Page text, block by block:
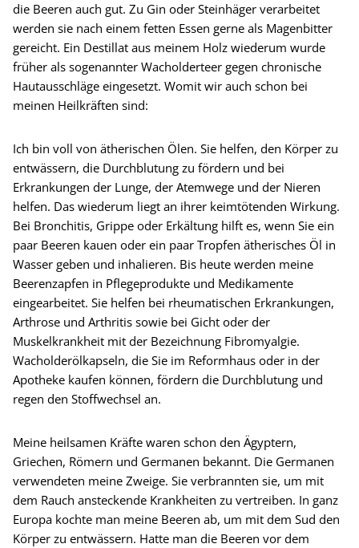
die Beeren auch gut. Zu Gin oder Steinhäger verarbeitet
werden sie nach einem fetten Essen gerne als Magenbitter
gereicht. Ein Destillat aus meinem Holz wiederum wurde
früher als sogenannter Wacholderteer gegen chronische
Hautausschläge eingesetzt. Womit wir auch schon bei
meinen Heilkräften sind:
Ich bin voll von ätherischen Ölen. Sie helfen, den Körper zu
entwässern, die Durchblutung zu fördern und bei
Erkrankungen der Lunge, der Atemwege und der Nieren
helfen. Das wiederum liegt an ihrer keimtötenden Wirkung.
Bei Bronchitis, Grippe oder Erkältung hilft es, wenn Sie ein
paar Beeren kauen oder ein paar Tropfen ätherisches Öl in
Wasser geben und inhalieren. Bis heute werden meine
Beerenzapfen in Pflegeprodukte und Medikamente
eingearbeitet. Sie helfen bei rheumatischen Erkrankungen,
Arthrose und Arthritis sowie bei Gicht oder der
Muskelkrankheit mit der Bezeichnung Fibromyalgie.
Wacholderölkapseln, die Sie im Reformhaus oder in der
Apotheke kaufen können, fördern die Durchblutung und
regen den Stoffwechsel an.
Meine heilsamen Kräfte waren schon den Ägyptern,
Griechen, Römern und Germanen bekannt. Die Germanen
verwendeten meine Zweige. Sie verbrannten sie, um mit
dem Rauch ansteckende Krankheiten zu vertreiben. In ganz
Europa kochte man meine Beeren ab, um mit dem Sud den
Körper zu entwässern. Hatte man die Beeren vor dem